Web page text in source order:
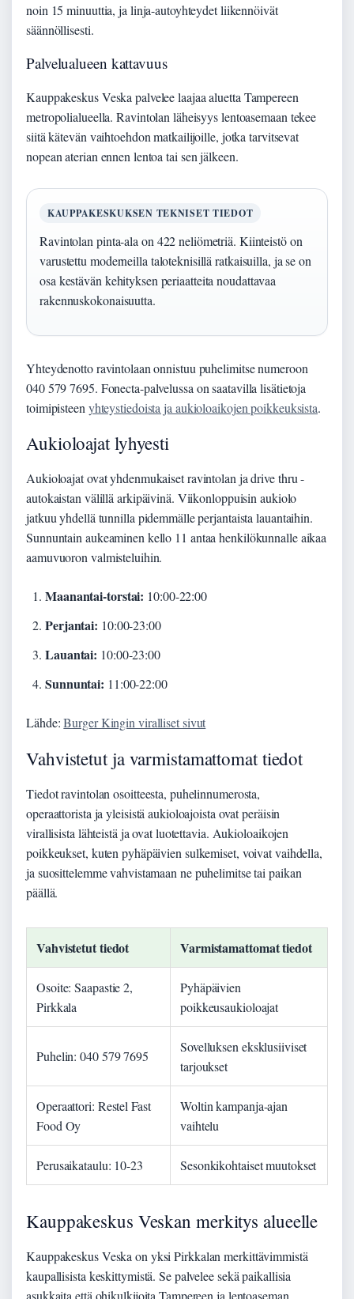
noin 15 minuuttia, ja linja-autoyhteydet liikennöivät
säännöllisesti.
Palvelualueen kattavuus
Kauppakeskus Veska palvelee laajaa aluetta Tampereen
metropolialueella. Ravintolan läheisyys lentoasemaan tekee
siitä kätevän vaihtoehdon matkailijoille, jotka tarvitsevat
nopean aterian ennen lentoa tai sen jälkeen.
KAUPPAKESKUKSEN TEKNISET TIEDOT
Ravintolan pinta-ala on 422 neliömetriä. Kiinteistö on
varustettu moderneilla taloteknisillä ratkaisuilla, ja se on
osa kestävän kehityksen periaatteita noudattavaa
rakennuskokonaisuutta.
Yhteydenotto ravintolaan onnistuu puhelimitse numeroon
040 579 7695. Fonecta-palvelussa on saatavilla lisätietoja
toimipisteenyhteystiedoista ja aukioloaikojen poikkeuksista.
Aukioloajat lyhyesti
Aukioloajat ovat yhdenmukaiset ravintolan ja drive thru -
autokaistan välillä arkipäivinä. Viikonloppuisin aukiolo
jatkuu yhdellä tunnilla pidemmälle perjantaista lauantaihin.
Sunnuntain aukeaminen kello 11 antaa henkilökunnalle aikaa
aamuvuoron valmisteluihin.
Maanantai-torstai: 10:00-22:00
Perjantai: 10:00-23:00
Lauantai: 10:00-23:00
Sunnuntai: 11:00-22:00
Lähde:Burger Kingin viralliset sivut
Vahvistetut ja varmistamattomat tiedot
Tiedot ravintolan osoitteesta, puhelinnumerosta,
operaattorista ja yleisistä aukioloajoista ovat peräisin
virallisista lähteistä ja ovat luotettavia. Aukioloaikojen
poikkeukset, kuten pyhäpäivien sulkemiset, voivat vaihdella,
ja suosittelemme vahvistamaan ne puhelimitse tai paikan
päällä.
Vahvistetut tiedot Varmistamattomat tiedot
Osoite: Saapastie 2,
Pirkkala
Pyhäpäivien
poikkeusaukioloajat
Puhelin: 040 579 7695
Sovelluksen eksklusiiviset
tarjoukset
Operaattori: Restel Fast
Food Oy
Woltin kampanja-ajan
vaihtelu
Perusaikataulu: 10-23 Sesonkikohtaiset muutokset
Kauppakeskus Veskan merkitys alueelle
Kauppakeskus Veska on yksi Pirkkalan merkittävimmistä
kaupallisista keskittymistä. Se palvelee sekä paikallisia
asukkaita että ohikulkijoita Tampereen ja lentoaseman